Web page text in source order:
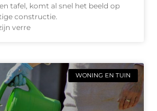
tafel, komt al snel het beeld op
constructie.
verre
WONING EN TUIN